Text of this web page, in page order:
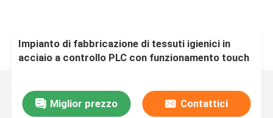
Impianto di fabbricazione di tessuti igienici in
acciaio a controllo PLC con funzionamento touch
Miglior prezzo Contattici